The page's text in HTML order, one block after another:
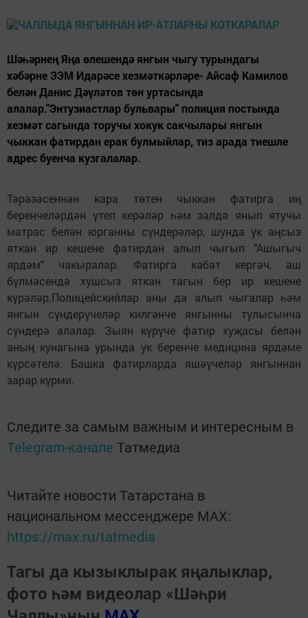
Шәһәрнең Яңа өлешендә янгын чыгу турындагы
хәбәрне ЭЭМ Идарәсе хезмәткәрләре- Айсаф Камилов
белән Данис Дәүләтов төн уртасында
алалар."Энтузиастлар бульвары" полиция постында
хезмәт сагында торучы хокук сакчылары янгын
чыккан фатирдан ерак булмыйлар, тиз арада тиешле
адрес буенча кузгалалар.
Тәрәзәсеннән кара төтен чыккан фатирга иң
беренчеләрдән үтеп керәләр һәм залда янып ятучы
матрас белән юрганны сүндерәләр, шунда ук аңсыз
яткан ир кешене фатирдан алып чыгып "Ашыгыч
ярдәм" чакыралар. Фатирга кабат кергәч, аш
бүлмәсендә хушсыз яткан тагын бер ир кешене
күрәләр.Полицейскийлар аны да алып чыгалар һәм
янгын сүндерүчеләр килгәнче янгынны тулысынча
сүндерә алалар. Зыян күрүче фатир хуҗасы белән
аның кунагына урында ук беренче медицина ярдәме
күрсәтелә. Башка фатирларда яшәүчеләр янгыннан
зарар күрми.
Следите за самым важным и интересным в
Telegram-канале Татмедиа
Читайте новости Татарстана в
национальном мессенджере MАХ:
https://max.ru/tatmedia
Тагы да кызыклырак яңалыклар,
фото һәм видеолар «Шәһри